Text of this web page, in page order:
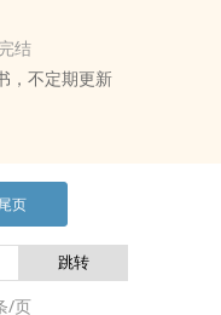
结
，不定期更新
尾页
/页